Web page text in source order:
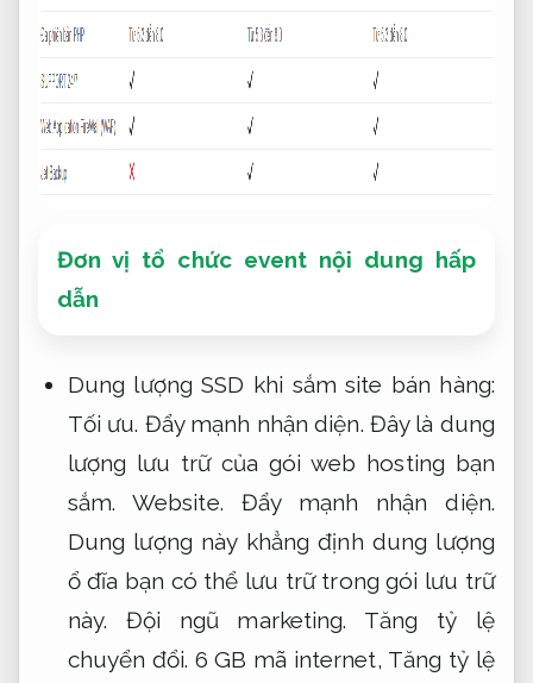
Đơn vị tổ chức event nội dung hấp
dẫn
Dung lượng SSD khi sắm site bán hàng:
Tối ưu. Đẩy mạnh nhận diện. Đây là dung
lượng lưu trữ của gói web hosting bạn
sắm. Website.
Đẩy mạnh nhận diện.
Dung lượng này khẳng định dung lượng
ổ đĩa bạn có thể lưu trữ trong gói lưu trữ
này. Đội ngũ marketing.
Tăng tỷ lệ
chuyển đổi. 6 GB mã internet, Tăng tỷ lệ